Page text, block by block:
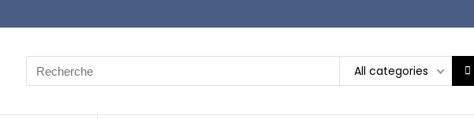
Search
for:
All categories